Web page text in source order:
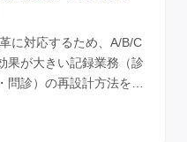
に対応するため、A/B/C
果が大きい記録業務（診
問診）の再設計方法を、